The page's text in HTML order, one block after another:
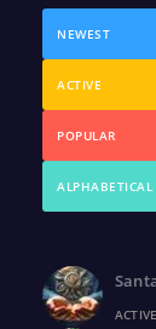
NEWEST
ACTIVE
POPULAR
ALPHABETICAL